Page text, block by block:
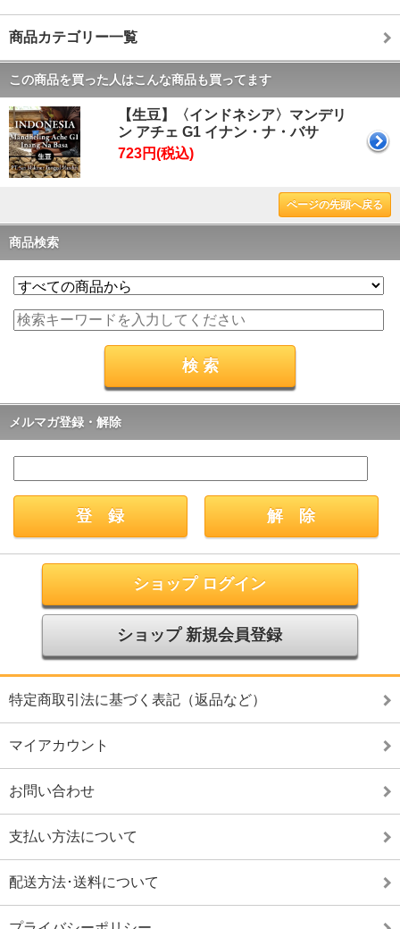
商品カテゴリー一覧
この商品を買った人はこんな商品も買ってます
【生豆】〈インドネシア〉マンデリ
ン アチェ G1 イナン・ナ・バサ
723円(税込)
ページの先頭へ戻る
商品検索
メルマガ登録・解除
ショップ ログイン
ショップ 新規会員登録
特定商取引法に基づく表記（返品など）
マイアカウント
お問い合わせ
支払い方法について
配送方法･送料について